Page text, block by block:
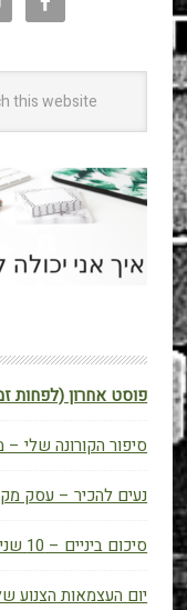
פוסט אחרון (לפחות
סיפור הקורונה שלי
נעים להכיר – עסק
סיכום ביניים – 10 שנים לבלוג
יום העצמאות הצנוע של